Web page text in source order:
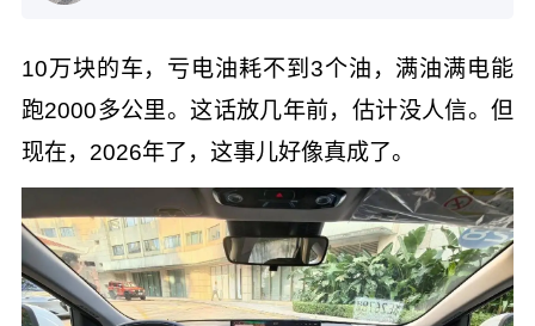
10万块的车，亏电油耗不到3个油，满油满电能
跑2000多公里。这话放几年前，估计没人信。但
现在，2026年了，这事儿好像真成了。